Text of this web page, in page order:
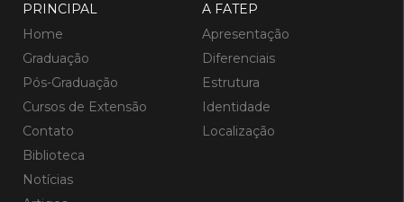
PRINCIPAL
Home
Graduação
Pós-Graduação
Cursos de Extensão
Contato
Biblioteca
Notícias
A FATEP
Apresentação
Diferenciais
Estrutura
Identidade
Localização